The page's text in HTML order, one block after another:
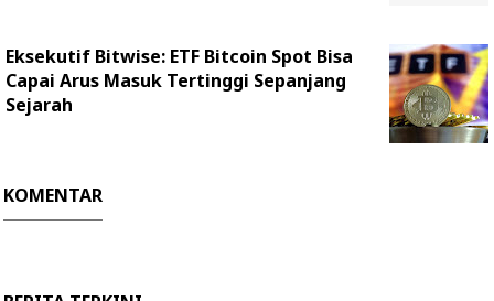
Eksekutif Bitwise: ETF Bitcoin Spot Bisa
Capai Arus Masuk Tertinggi Sepanjang
Sejarah
KOMENTAR